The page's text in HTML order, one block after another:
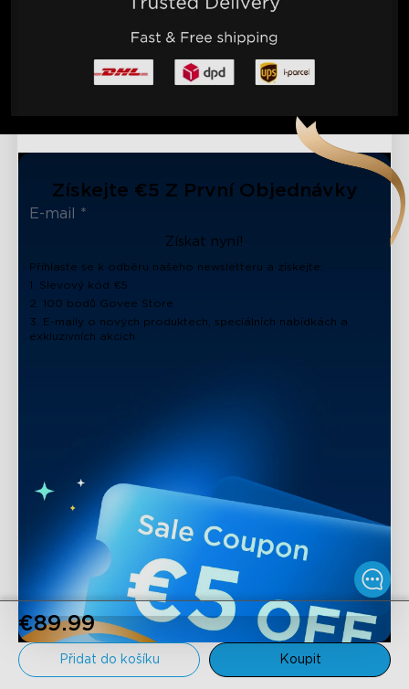
€89.99
Přidat do košíku Koupit
Získejte €5 Z První Objednávky
Získat nyní!
Přihlaste se k odběru našeho newsletteru a získejte:
1. Slevový kód €5
2. 100 bodů Govee Store
3. E-maily o nových produktech, speciálních nabídkách a
exkluzivních akcích